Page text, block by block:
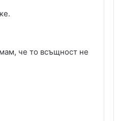
че то всъщност не